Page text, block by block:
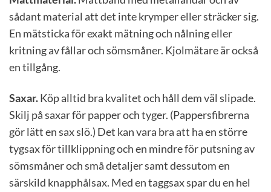
sådant material att det inte krymper eller sträcker sig.
En mätsticka för exakt mätning och nålning eller
kritning av fållar och sömsmåner. Kjolmätare är också
en tillgång.
Saxar.Köp alltid bra kvalitet och håll dem väl slipade.
Skilj på saxar för papper och tyger. (Pappersfibrerna
gör lätt en sax slö.) Det kan vara bra att ha en större
tygsax för tillklippning och en mindre för putsning av
sömsmåner och små detaljer samt dessutom en
särskild knapphålsax. Med en taggsax spar du en hel